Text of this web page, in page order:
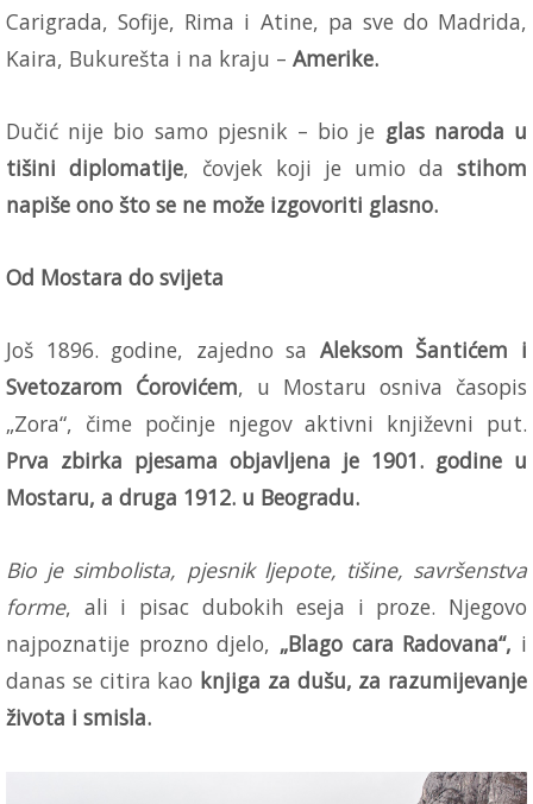
Carigrada, Sofije, Rima i Atine, pa sve do Madrida,
Kaira, Bukurešta i na kraju – Amerike.
Dučić nije bio samo pjesnik – bio je glas naroda u
tišini diplomatije, čovjek koji je umio da stihom
napiše ono što se ne može izgovoriti glasno.
Od Mostara do svijeta
Još 1896. godine, zajedno sa Aleksom Šantićem i
Svetozarom Ćorovićem, u Mostaru osniva časopis
„Zora“, čime počinje njegov aktivni književni put.
Prva zbirka pjesama objavljena je 1901. godine u
Mostaru, a druga 1912. u Beogradu.
Bio je simbolista, pjesnik ljepote, tišine, savršenstva
forme, ali i pisac dubokih eseja i proze. Njegovo
najpoznatije prozno djelo, „Blago cara Radovana“, i
danas se citira kao knjiga za dušu, za razumijevanje
života i smisla.